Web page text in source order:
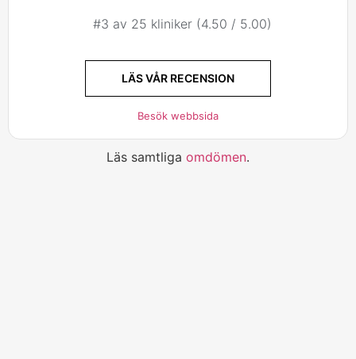
#3 av 25 kliniker (4.50 / 5.00)
LÄS VÅR RECENSION
Besök webbsida
Läs samtliga omdömen.